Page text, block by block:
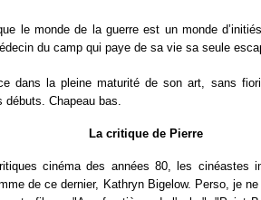
le monde de la guerre est un monde
du camp qui paye de sa vie sa seule
dans la pleine maturité de son art, sans
débuts. Chapeau bas.
La critique de Pierre
cinéma des années 80, les cinéastes
de ce dernier, Kathryn Bigelow. Perso, je